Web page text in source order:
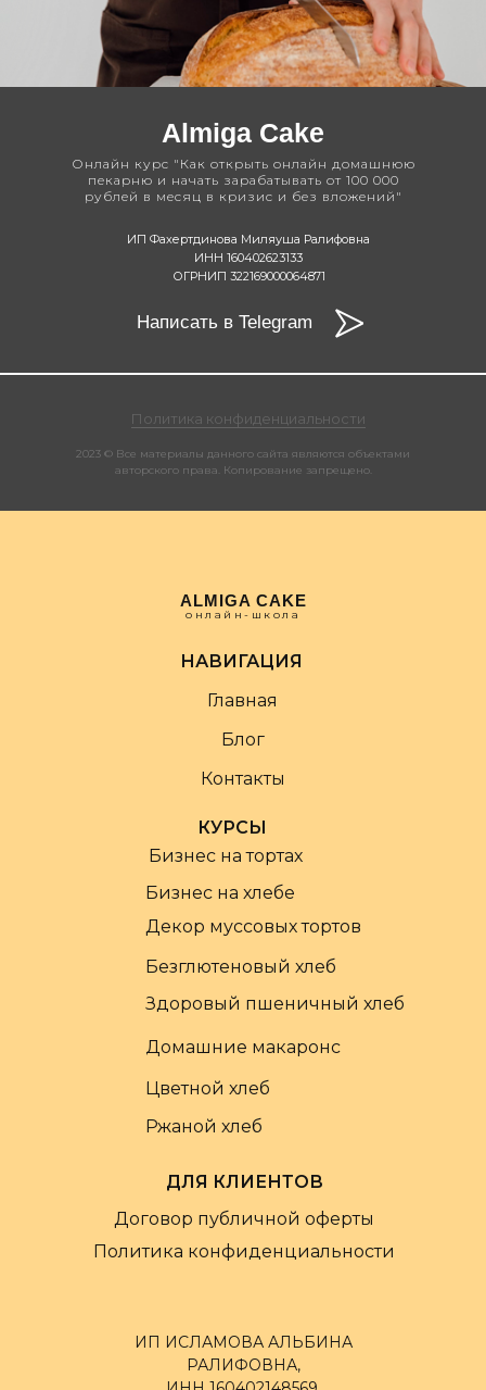
Almiga Сake
Написать в Telegram
Онлайн курс "Как открыть онлайн домашнюю
пекарню и начать зарабатывать от 100 000
рублей в месяц в кризис и без вложений"
ИП Фахертдинова Миляуша Ралифовна
ИНН 160402623133
ОГРНИП 322169000064871
2023 © Все материалы данного сайта являются объектами
авторского права. Копирование запрещено.
Политика конфиденциальности
ИП ИСЛАМОВА АЛЬБИНА
РАЛИФОВНА,
ALMIGA CAKE
онлайн-школа
Главная
Блог
Контакты
НАВИГАЦИЯ
ДЛЯ КЛИЕНТОВ
Политика конфиденциальности
Договор публичной оферты
Бизнес на тортах
КУРСЫ
Здоровый пшеничный хлеб
Домашние макаронс
Цветной хлеб
Ржаной хлеб
Бизнес на хлебе
Декор муссовых тортов
Безглютеновый хлеб